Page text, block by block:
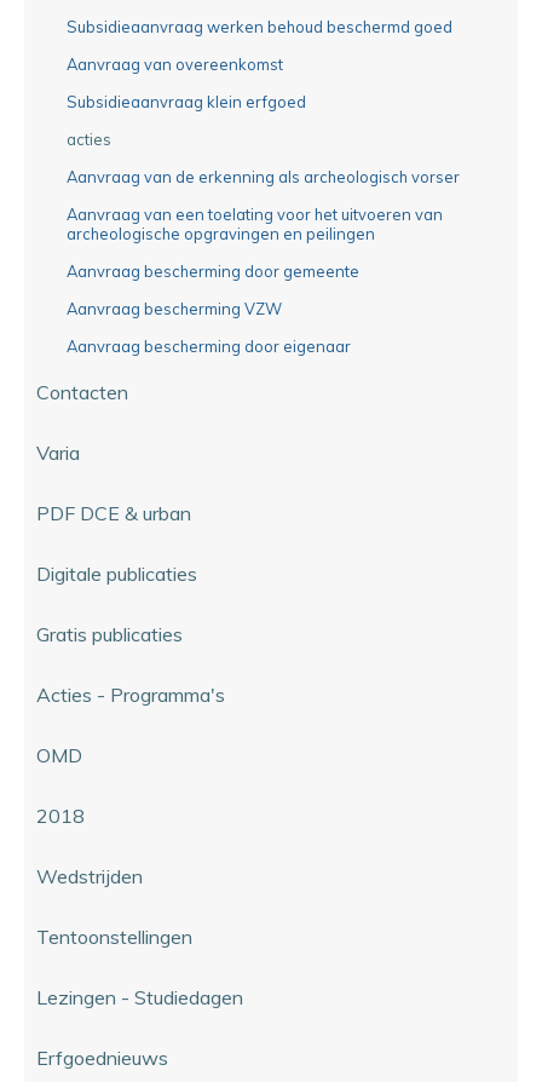
Subsidieaanvraag werken behoud beschermd goed
Aanvraag van overeenkomst
Subsidieaanvraag klein erfgoed
acties
Aanvraag van de erkenning als archeologisch vorser
Aanvraag van een toelating voor het uitvoeren van
archeologische opgravingen en peilingen
Aanvraag bescherming door gemeente
Aanvraag bescherming VZW
Aanvraag bescherming door eigenaar
Contacten
Varia
PDF DCE & urban
Digitale publicaties
Gratis publicaties
Acties - Programma's
OMD
2018
Wedstrijden
Tentoonstellingen
Lezingen - Studiedagen
Erfgoednieuws